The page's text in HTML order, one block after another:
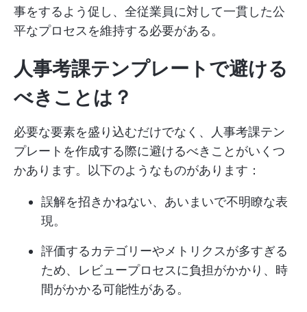
事をするよう促し、全従業員に対して一貫した公
平なプロセスを維持する必要がある。
人事考課テンプレートで避ける
べきことは？
必要な要素を盛り込むだけでなく、人事考課テン
プレートを作成する際に避けるべきことがいくつ
かあります。以下のようなものがあります：
誤解を招きかねない、あいまいで不明瞭な表
現。
評価するカテゴリーやメトリクスが多すぎる
ため、レビュープロセスに負担がかかり、時
間がかかる可能性がある。